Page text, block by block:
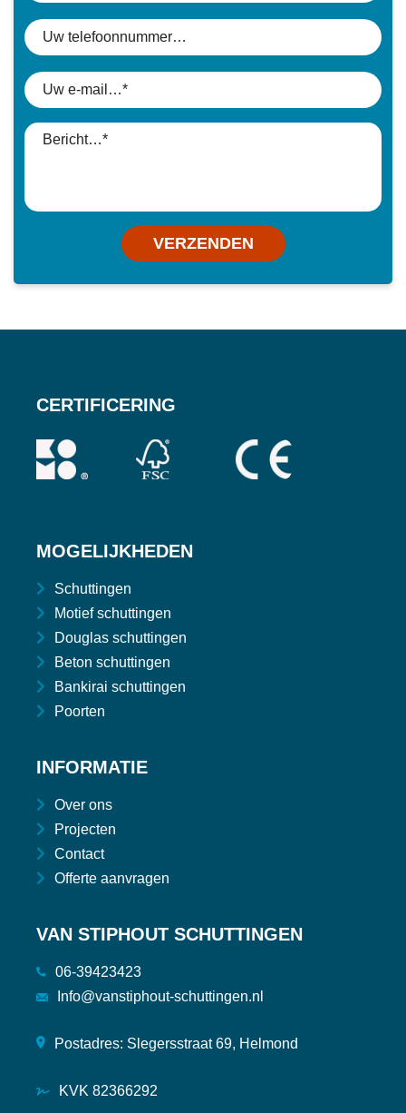
VERZENDEN
CERTIFICERING
MOGELIJKHEDEN
Schuttingen
Motief schuttingen
Douglas schuttingen
Beton schuttingen
Bankirai schuttingen
Poorten
INFORMATIE
Over ons
Projecten
Contact
Offerte aanvragen
VAN STIPHOUT SCHUTTINGEN
06-39423423
Info@vanstiphout-schuttingen.nl
Postadres: Slegersstraat 69, Helmond
KVK 82366292